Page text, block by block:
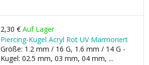
2,30 € Auf Lager
Piercing-Kugel Acryl Rot UV Marmoriert
Größe: 1.2 mm / 16 G, 1.6 mm / 14 G -
Kugel: 02.5 mm, 03 mm, 04 mm, ...